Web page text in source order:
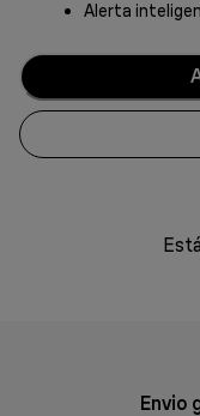
Alerta
Envio